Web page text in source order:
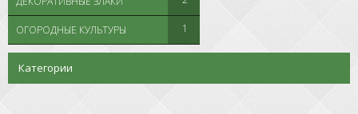
ОГОРОДНЫЕ КУЛЬТУРЫ 1
Категории